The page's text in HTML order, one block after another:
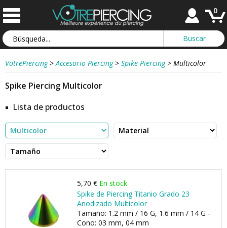
0
VotrePiercing > Accesorio Piercing > Spike Piercing > Multicolor
Spike Piercing Multicolor
Lista de productos
5,70 € En stock
Spike de Piercing Titanio Grado 23
Anodizado Multicolor
Tamaño: 1.2 mm / 16 G, 1.6 mm / 14 G -
Cono: 03 mm, 04 mm